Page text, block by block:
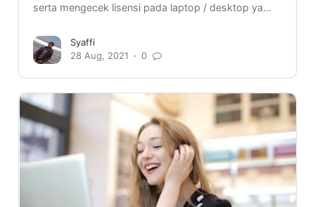
serta mengecek lisensi pada laptop / desktop ya…
Syaffi
28 Aug, 2021
0